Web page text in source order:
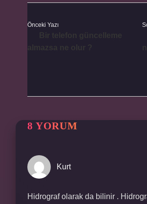
Önceki Yazı
8 YORUM
Kurt
Hidrograf olarak da bilinir .